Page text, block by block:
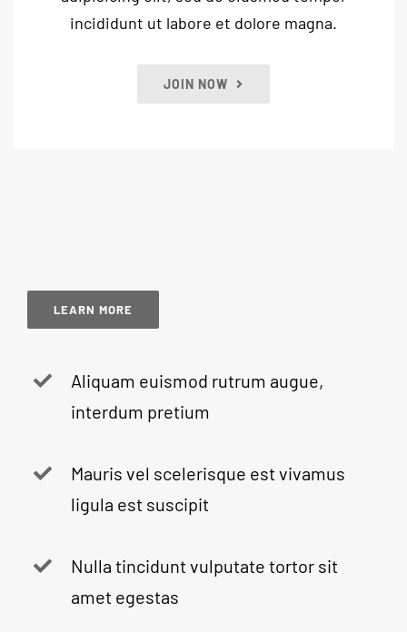
incididunt ut labore et dolore magna.
JOIN NOW
LEARN MORE
Aliquam euismod rutrum augue,
interdum pretium
Mauris vel scelerisque est vivamus
ligula est suscipit
Nulla tincidunt vulputate tortor sit
amet egestas